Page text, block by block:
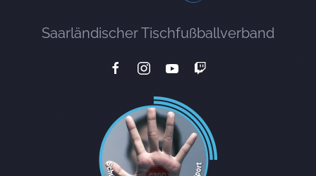
Saarländischer Tischfußballverband